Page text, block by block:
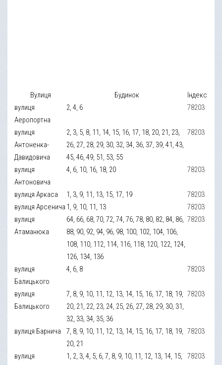
Вулиця Будинок
Індекс
вулиця
Аеропортна
2, 4, 6 78203
вулиця
Антоненка-
Давидовича
2, 3, 5, 8, 11, 14, 15, 16, 17, 18, 20, 21, 23,
26, 27, 28, 29, 30, 32, 34, 36, 37, 39, 41, 43,
45, 46, 49, 51, 53, 55
78203
вулиця
Антоновича
4, 6, 10, 16, 18, 20 78203
вулиця Аркаса 1, 3, 9, 11, 13, 15, 17, 19
78203
вулиця Арсенича 1, 9, 10, 11, 13
78203
вулиця
Атаманюка
64, 66, 68, 70, 72, 74, 76, 78, 80, 82, 84, 86,
88, 90, 92, 94, 96, 98, 100, 102, 104, 106,
108, 110, 112, 114, 116, 118, 120, 122, 124,
126, 134, 136
78203
вулиця
Балицького
4, 6, 8 78203
вулиця
Балицького
7, 8, 9, 10, 11, 12, 13, 14, 15, 16, 17, 18, 19,
20, 21, 22, 23, 24, 25, 26, 27, 28, 29, 30, 31,
32, 33, 34, 35, 36
78203
вулиця Барнича
7, 8, 9, 10, 11, 12, 13, 14, 15, 16, 17, 18, 19,
20, 21
78203
вулиця
1, 2, 3, 4, 5, 6, 7, 8, 9, 10, 11, 12, 13, 14, 15,
78203